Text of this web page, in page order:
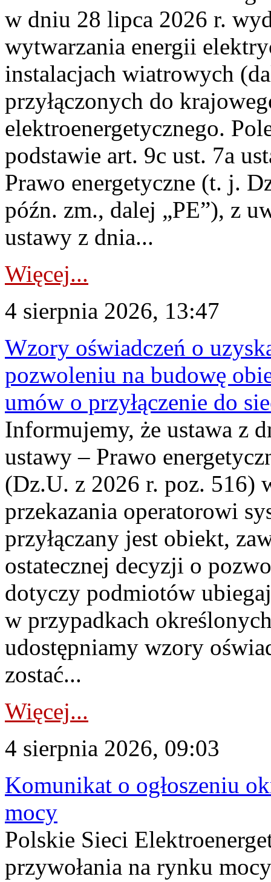
w dniu 28 lipca 2026 r.
wytwarzania energii
instalacjach wiatrowych
przyłączonych do
elektroenergetycznego.
podstawie art. 9c ust. 7a
Prawo energetyczne (t. j.
późn. zm., dalej „PE”), z
ustawy z dnia...
Więcej...
4 sierpnia 2026, 13:47
Wzory oświadczeń o
pozwoleniu na budowę
umów o przyłączenie do
Informujemy, że ustawa z
ustawy – Prawo
(Dz.U. z 2026 r. poz. 516)
przekazania operatorowi
przyłączany jest obiekt,
ostatecznej decyzji o
dotyczy podmiotów
w przypadkach
udostępniamy wzory
zostać...
Więcej...
4 sierpnia 2026, 09:03
Komunikat o ogłoszeniu
mocy
Polskie Sieci
przywołania na rynku